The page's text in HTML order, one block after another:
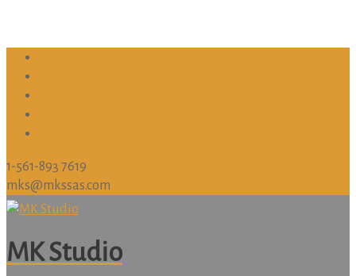
1-561-893 7619
mks@mkssas.com
MK Studio